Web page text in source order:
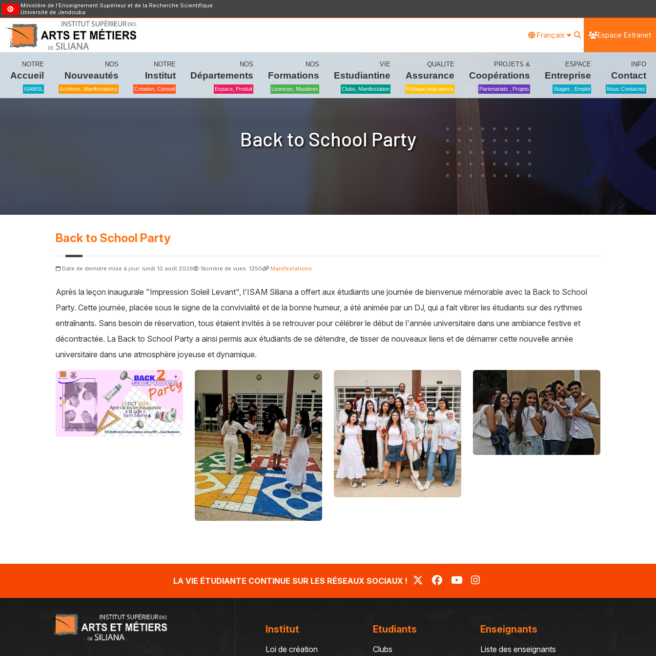
Ministère de l’Enseignement Supérieur et de la Recherche Scientifique
Université de Jendouba
Français Espace Extranet
NOTRE
Accueil
ISAMSL
NOS
Nouveautés
Archives, Manifestations
NOTRE
Institut
Création, Conseil
NOS
Départements
Espace, Produit
NOS
Formations
Licences, Mastères
VIE
Estudiantine
Clubs, Manifestation
QUALITE
Assurance
Politique,indicateurs
PROJETS &
Coopérations
Partenariats , Projets
ESPACE
Entreprise
Stages , Emploi
INFO
Contact
Nous Contactez
Back to School Party
Back to School Party
Date de dernière mise à jour: lundi 10 août 2026 Nombre de vues: 1250 Manifestations
Après la leçon inaugurale "Impression Soleil Levant", l'ISAM Siliana a offert aux étudiants une journée de bienvenue mémorable avec la Back to School
Party. Cette journée, placée sous le signe de la convivialité et de la bonne humeur, a été animée par un DJ, qui a fait vibrer les étudiants sur des rythmes
entraînants. Sans besoin de réservation, tous étaient invités à se retrouver pour célébrer le début de l'année universitaire dans une ambiance festive et
décontractée. La Back to School Party a ainsi permis aux étudiants de se détendre, de tisser de nouveaux liens et de démarrer cette nouvelle année
universitaire dans une atmosphère joyeuse et dynamique.
LA VIE ÉTUDIANTE CONTINUE SUR LES RÉSEAUX SOCIAUX !
Institut
Loi de création
Etudiants
Clubs
Enseignants
Liste des enseignants